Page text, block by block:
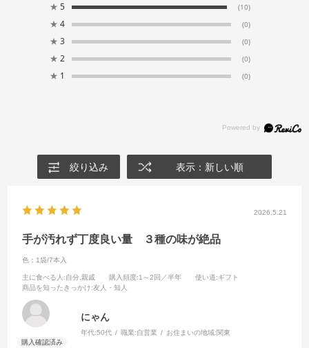
★ 5 (10)
★ 4 (0)
★ 3 (0)
★ 2 (0)
★ 1 (0)
絞り込み 表示：新しい順
2026.5.21
手が汚れず丁度良い量 ３種の味が絶品
色：1袋/7本入
主に食べる人 :自分,親戚 購入頻度:1～2回／半年 使い道:ギフト
商品を知ったきっかけ:友人・知人
にゃん
年代:50代 職業:自営業 お住まいの地域:関東